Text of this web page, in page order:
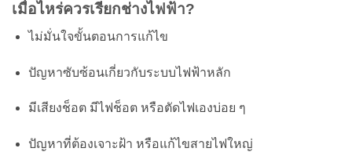
เมื่อไหร่ควรเรียกช่างไฟฟ้า?
ไม่มั่นใจขั้นตอนการแก้ไข
ปัญหาซับซ้อนเกี่ยวกับระบบไฟฟ้าหลัก
มีเสียงช็อต มีไฟช็อต หรือตัดไฟเองบ่อย ๆ
ปัญหาที่ต้องเจาะฝ้า หรือแก้ไขสายไฟใหญ่